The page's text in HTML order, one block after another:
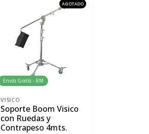
AGOTADO
Envío Gratis - RM
VISICO
Soporte Boom Visico
con Ruedas y
Contrapeso 4mts.